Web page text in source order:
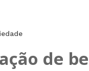
de